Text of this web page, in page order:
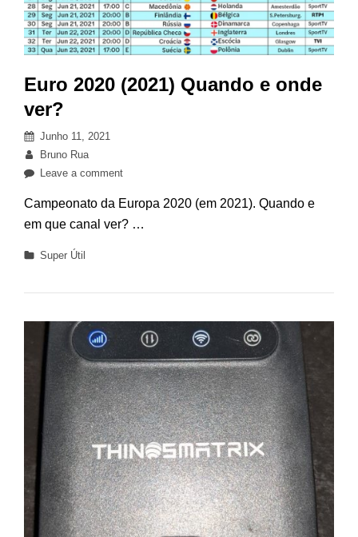
Euro 2020 (2021) Quando e onde
ver?
Posted
on
Junho 11, 2021
By
Bruno Rua
Leave a commenton
2020
(2021)
Campeonato da Europa 2020 (em 2021). Quando e
em que canal ver? …
Categories
Super Útil